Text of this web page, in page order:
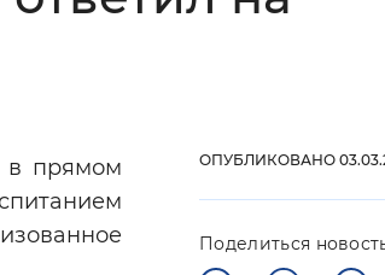
в прямом
ОПУБЛИКОВАНО
Поделиться